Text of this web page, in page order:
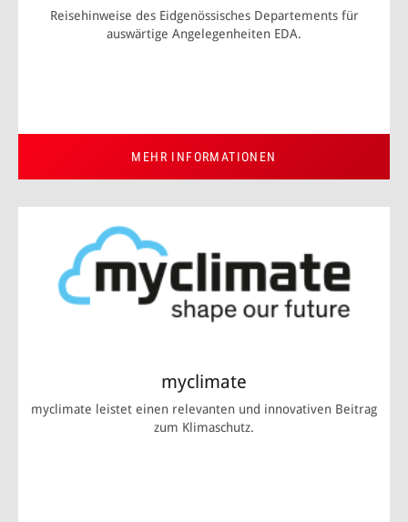
Reisehinweise des Eidgenössisches Departements für
auswärtige Angelegenheiten EDA.
MEHR INFORMATIONEN
myclimate
myclimate leistet einen relevanten und innovativen Beitrag
zum Klimaschutz.